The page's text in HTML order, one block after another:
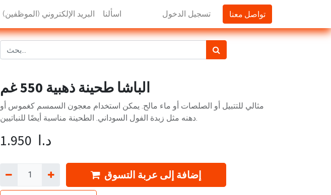
البريد الإلكتروني (الموظفين) اسألنا تسجيل الدخول تواصل معنا
الباشا طحينة ذهبية 550 غم
مثالي للتتبيل أو الصلصات أو ماء مالح. يمكن استخدام معجون السمسم كغموس أو
دهنه مثل زبدة الفول السوداني. الطحينة مناسبة أيضًا للنباتيين.
1.950 د.ا
إضافة إلى عربة التسوق